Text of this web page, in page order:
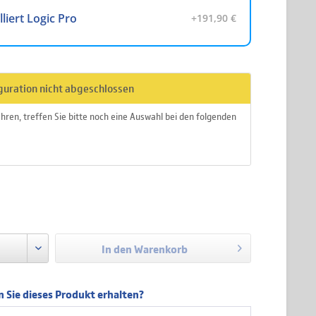
Tastatur Layout
Tastatur Layout
Tastatur Layout
Tastatur Layout
Tastatur Layout
Logic Pro +191,90 €
nicht abgeschlossen
treffen Sie bitte noch eine Auswahl bei den folgenden
In den Warenkorb
Sie dieses Produkt erhalten?